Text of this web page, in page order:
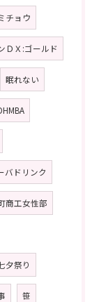
チョウ
ＤＸ:ゴールド
眠れない
バドリンク
商工女性部
夕祭り
笹